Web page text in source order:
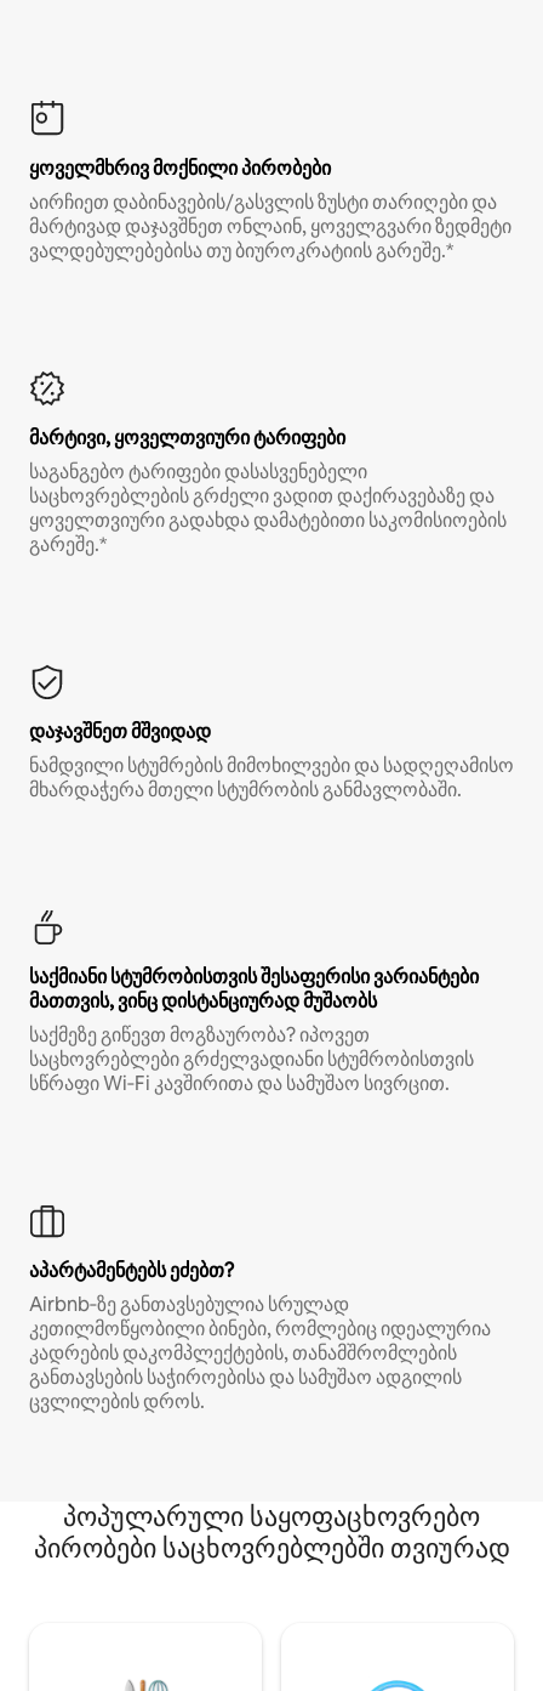
ყოველმხრივ მოქნილი პირობები
აირჩიეთ დაბინავების/გასვლის ზუსტი თარიღები და
მარტივად დაჯავშნეთ ონლაინ, ყოველგვარი ზედმეტი
ვალდებულებებისა თუ ბიუროკრატიის გარეშე.*
მარტივი, ყოველთვიური ტარიფები
საგანგებო ტარიფები დასასვენებელი
საცხოვრებლების გრძელი ვადით დაქირავებაზე და
ყოველთვიური გადახდა დამატებითი საკომისიოების
გარეშე.*
დაჯავშნეთ მშვიდად
ნამდვილი სტუმრების მიმოხილვები და სადღეღამისო
მხარდაჭერა მთელი სტუმრობის განმავლობაში.
საქმიანი სტუმრობისთვის შესაფერისი ვარიანტები
მათთვის, ვინც დისტანციურად მუშაობს
საქმეზე გიწევთ მოგზაურობა? იპოვეთ
საცხოვრებლები გრძელვადიანი სტუმრობისთვის
სწრაფი Wi‑Fi კავშირითა და სამუშაო სივრცით.
აპარტამენტებს ეძებთ?
Airbnb‑ზე განთავსებულია სრულად
კეთილმოწყობილი ბინები, რომლებიც იდეალურია
კადრების დაკომპლექტების, თანამშრომლების
განთავსების საჭიროებისა და სამუშაო ადგილის
ცვლილების დროს.
პოპულარული საყოფაცხოვრებო
პირობები საცხოვრებლებში თვიურად